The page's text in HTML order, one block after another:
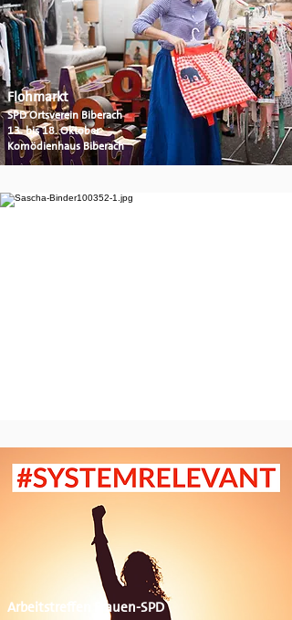
Flohmarkt
SPD Ortsverein Biberach
13. bis 18. Oktober
Komödienhaus Biberach
Arbeitstreffen Frauen-SPD